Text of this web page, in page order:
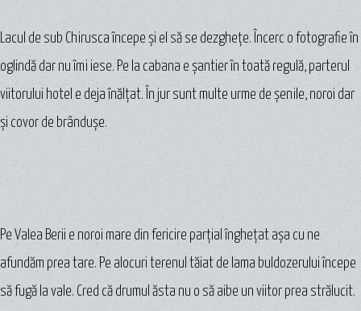
Lacul de sub Chirusca începe şi el să se dezgheţe. Încerc o fotografie în
oglindă dar nu îmi iese. Pe la cabana e şantier în toată regulă, parterul
viitorului hotel e deja înălţat. În jur sunt multe urme de şenile, noroi dar
şi covor de brânduşe.
Pe Valea Berii e noroi mare din fericire parţial îngheţat aşa cu ne
afundăm prea tare. Pe alocuri terenul tăiat de lama buldozerului începe
să fugă la vale. Cred că drumul ăsta nu o să aibe un viitor prea strălucit.